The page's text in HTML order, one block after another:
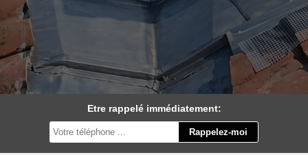
Etre rappelé immédiatement: